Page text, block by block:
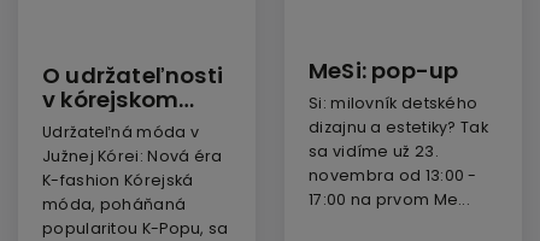
O udržateľnosti
v kórejskom
módnom
priemysle
Udržateľná móda v
Južnej Kórei: Nová éra
K-fashion Kórejská
móda, poháňaná
popularitou K-Popu, sa
MeSi: pop-up
Si: milovník detského
dizajnu a estetiky? Tak
sa vidíme už 23.
novembra od 13:00 -
17:00 na prvom Me...